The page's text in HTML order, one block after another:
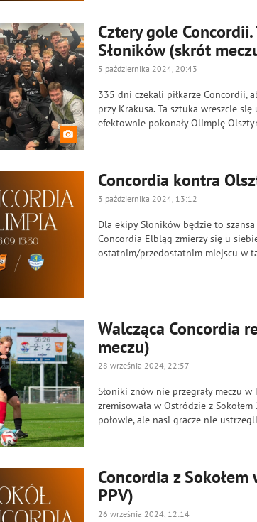
Cztery gole
Słoników (skrót
5 października 2024, 20:43
335 dni czekali piłkarze Concordii,
przy Krakusa. Ta sztuka wreszcie
efektownie pokonały Olimpię
Concordia kontra
3 października 2024, 13:12
Dla ekipy Słoników będzie to
Concordia Elbląg zmierzy się u
ostatnim/przedostatnim miejscu w
Walcząca Concordia
meczu)
28 września 2024, 22:57
Słoniki znów nie przegrały meczu
zremisowała w Ostródzie z
połowie, ale nasi gracze nie
Concordia z
PPV)
26 września 2024, 12:14